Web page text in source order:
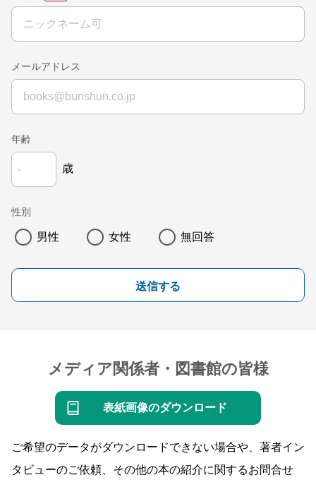
メールアドレス
年齢
歳
性別
男性 女性 無回答
送信する
メディア関係者・図書館の皆様
表紙画像のダウンロード
ご希望のデータがダウンロードできない場合や、著者イン
タビューのご依頼、その他の本の紹介に関するお問合せ